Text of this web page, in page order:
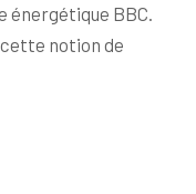
BBC.
notion de